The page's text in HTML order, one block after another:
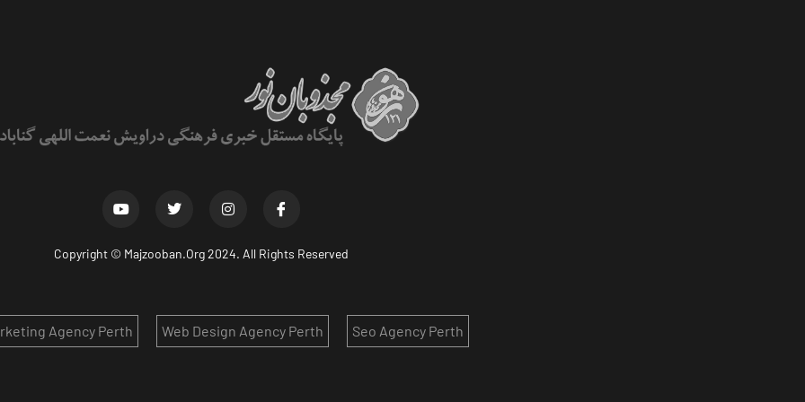
Copyright © Majzooban.Org2024. All Rights Reserved
Seo Agency Perth
Web Design Agency Perth
Agency Perth